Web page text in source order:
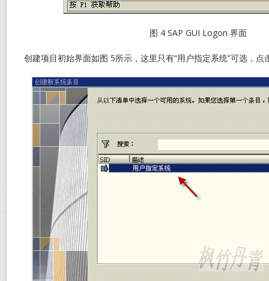
图 4 SAP GUI Logon 界面
创建项目初始界面如图 5所示，这里只有“用户指定系统”可选，点